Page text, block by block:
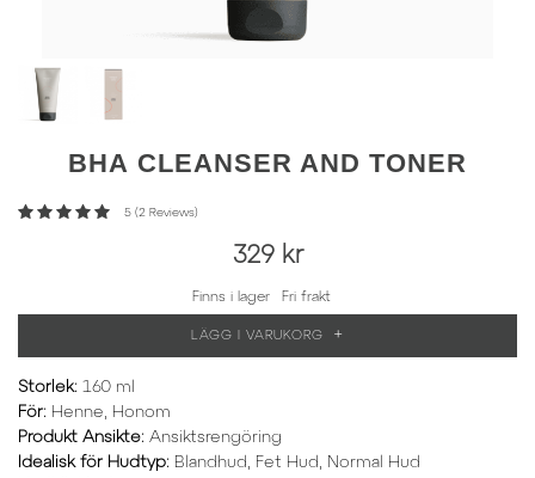
BHA CLEANSER AND TONER
5 (2 Reviews)
329 kr
Finns i lager Fri frakt
LÄGG I VARUKORG +
Storlek: 160 ml
För: Henne, Honom
Produkt Ansikte: Ansiktsrengöring
Idealisk för Hudtyp: Blandhud, Fet Hud, Normal Hud